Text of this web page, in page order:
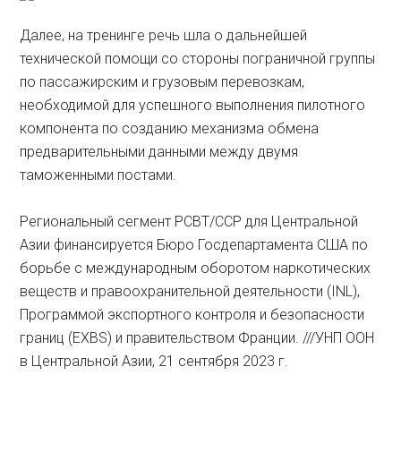
Далее, на тренинге речь шла о дальнейшей
технической помощи со стороны пограничной группы
по пассажирским и грузовым перевозкам,
необходимой для успешного выполнения пилотного
компонента по созданию механизма обмена
предварительными данными между двумя
таможенными постами.
Региональный сегмент PCBT/CCP для Центральной
Азии финансируется Бюро Госдепартамента США по
борьбе с международным оборотом наркотических
веществ и правоохранительной деятельности (INL),
Программой экспортного контроля и безопасности
границ (EXBS) и правительством Франции. ///УНП ООН
в Центральной Азии, 21 сентября 2023 г.